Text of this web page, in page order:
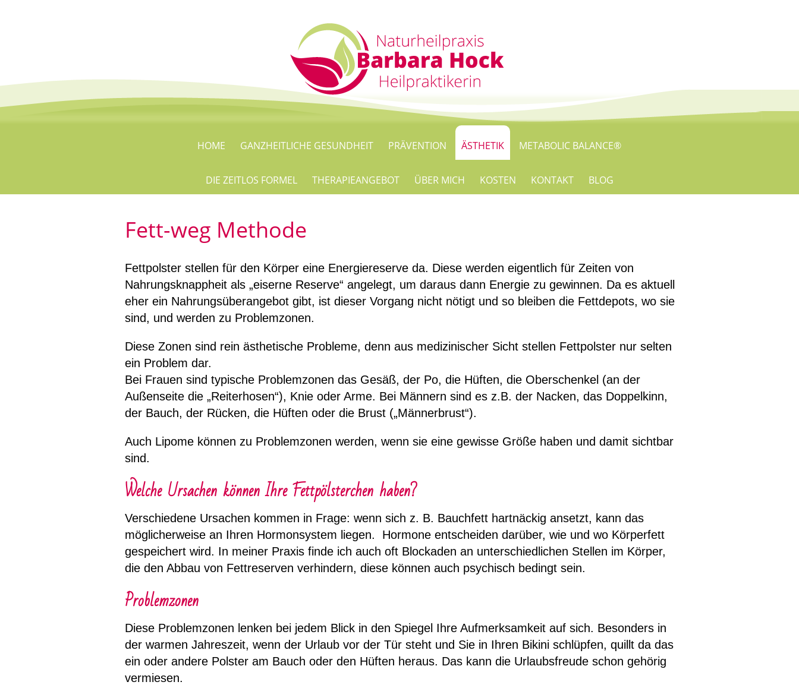
HOME GANZHEITLICHE GESUNDHEIT PRÄVENTION ÄSTHETIK METABOLIC BALANCE®
DIE ZEITLOS FORMEL THERAPIEANGEBOT ÜBER MICH KOSTEN KONTAKT BLOG
Fett-weg Methode
Fettpolster stellen für den Körper eine Energiereserve da. Diese werden eigentlich für Zeiten von
Nahrungsknappheit als „eiserne Reserve“ angelegt, um daraus dann Energie zu gewinnen. Da es aktuell
eher ein Nahrungsüberangebot gibt, ist dieser Vorgang nicht nötigt und so bleiben die Fettdepots, wo sie
sind, und werden zu Problemzonen.
Diese Zonen sind rein ästhetische Probleme, denn aus medizinischer Sicht stellen Fettpolster nur selten
ein Problem dar.
Bei Frauen sind typische Problemzonen das Gesäß, der Po, die Hüften, die Oberschenkel (an der
Außenseite die „Reiterhosen“), Knie oder Arme. Bei Männern sind es z.B. der Nacken, das Doppelkinn,
der Bauch, der Rücken, die Hüften oder die Brust („Männerbrust“).
Auch Lipome können zu Problemzonen werden, wenn sie eine gewisse Größe haben und damit sichtbar
sind.
Welche Ursachen können Ihre Fettpölsterchen haben?
Verschiedene Ursachen kommen in Frage: wenn sich z. B. Bauchfett hartnäckig ansetzt, kann das
möglicherweise an Ihren Hormonsystem liegen. Hormone entscheiden darüber, wie und wo Körperfett
gespeichert wird. In meiner Praxis finde ich auch oft Blockaden an unterschiedlichen Stellen im Körper,
die den Abbau von Fettreserven verhindern, diese können auch psychisch bedingt sein.
Problemzonen
Diese Problemzonen lenken bei jedem Blick in den Spiegel Ihre Aufmerksamkeit auf sich. Besonders in
der warmen Jahreszeit, wenn der Urlaub vor der Tür steht und Sie in Ihren Bikini schlüpfen, quillt da das
ein oder andere Polster am Bauch oder den Hüften heraus. Das kann die Urlaubsfreude schon gehörig
vermiesen.